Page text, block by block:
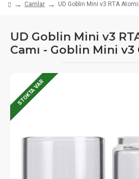
Camlar UD Goblin Mini v3 RTA
UD Goblin Mini v3
Camı - Goblin Mini v3
STOKTA VAR